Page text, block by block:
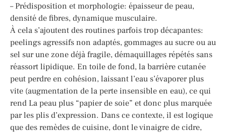
– Prédisposition et morphologie: épaisseur de peau,
densité de fibres, dynamique musculaire.
À cela s’ajoutent des routines parfois trop décapantes:
peelings agressifs non adaptés, gommages au sucre ou au
sel sur une zone déjà fragile, démaquillages répétés sans
réassort lipidique. En toile de fond, la barrière cutanée
peut perdre en cohésion, laissant l’eau s’évaporer plus
vite (augmentation de la perte insensible en eau), ce qui
rend La peau plus “papier de soie” et donc plus marquée
par les plis d’expression. Dans ce contexte, il est logique
que des remèdes de cuisine, dont le vinaigre de cidre,